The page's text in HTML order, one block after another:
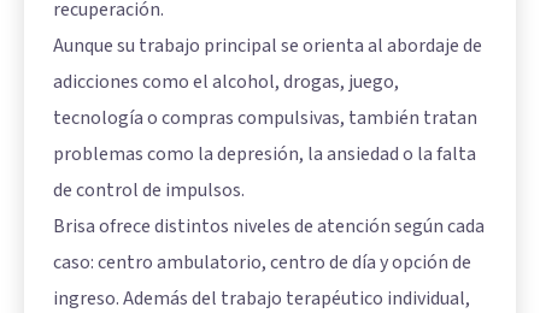
recuperación.
Aunque su trabajo principal se orienta al abordaje de
adicciones como el alcohol, drogas, juego,
tecnología o compras compulsivas, también tratan
problemas como la depresión, la ansiedad o la falta
de control de impulsos.
Brisa ofrece distintos niveles de atención según cada
caso: centro ambulatorio, centro de día y opción de
ingreso. Además del trabajo terapéutico individual,